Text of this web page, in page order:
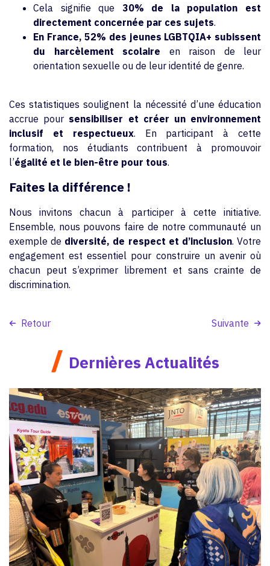
Cela signifie que 30% de la population est
directement concernée par ces sujets.
En France, 52% des jeunes LGBTQIA+ subissent
du harcèlement scolaire en raison de leur
orientation sexuelle ou de leur identité de genre.
Ces statistiques soulignent la nécessité d’une éducation
accrue pour sensibiliser et créer un environnement
inclusif et respectueux. En participant à cette
formation, nos étudiants contribuent à promouvoir
l’égalité et le bien-être pour tous.
Faites la différence !
Nous invitons chacun à participer à cette initiative.
Ensemble, nous pouvons faire de notre communauté un
exemple de diversité, de respect et d’inclusion. Votre
engagement est essentiel pour construire un avenir où
chacun peut s’exprimer librement et sans crainte de
discrimination.
Retour Suivante
/ Dernières Actualités